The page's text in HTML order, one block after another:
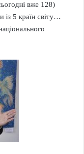
вже 128)
із 5 країн світу…